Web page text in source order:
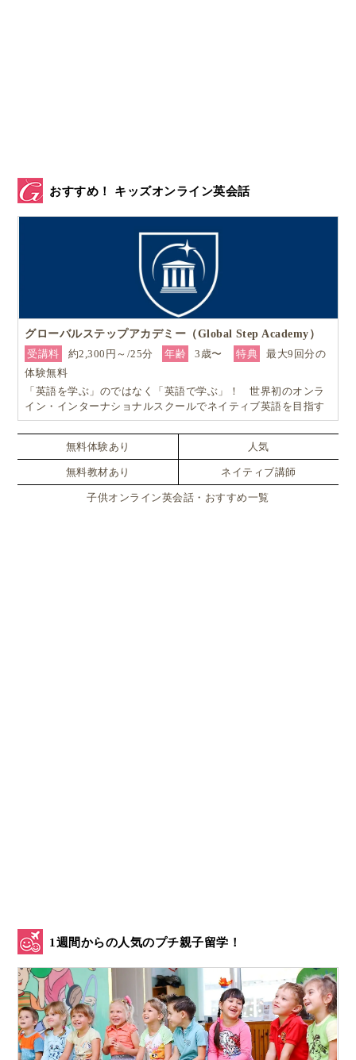
おすすめ！ キッズオンライン英会話
グローバルステップアカデミー（Global Step Academy）
受講料
約2,300円～/25分 年齢 3歳〜 特典
最大9回分の
体験無料
「英語を学ぶ」のではなく「英語で学ぶ」！ 世界初のオンラ
イン・インターナショナルスクールでネイティブ英語を目指す
無料体験あり 人気
無料教材あり ネイティブ講師
子供オンライン英会話・おすすめ一覧
1週間からの人気のプチ親子留学！